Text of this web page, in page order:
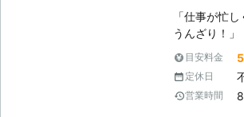
「仕事が忙
うんざり！」
なときには
す。お客様
所は手作業に
やるのは大変
目安料金
定休日
営業時間